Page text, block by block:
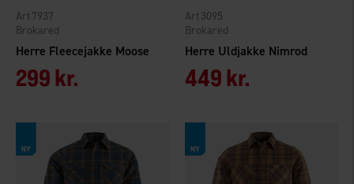
Herre Fleecejakke Moose
Brokared
7937
299 kr.
Herre Uldjakke Nimrod
Brokared
3095
449 kr.